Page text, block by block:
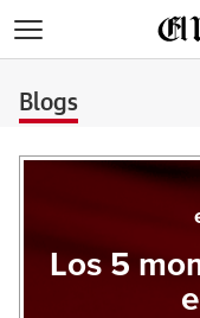
Blogs
Los 5